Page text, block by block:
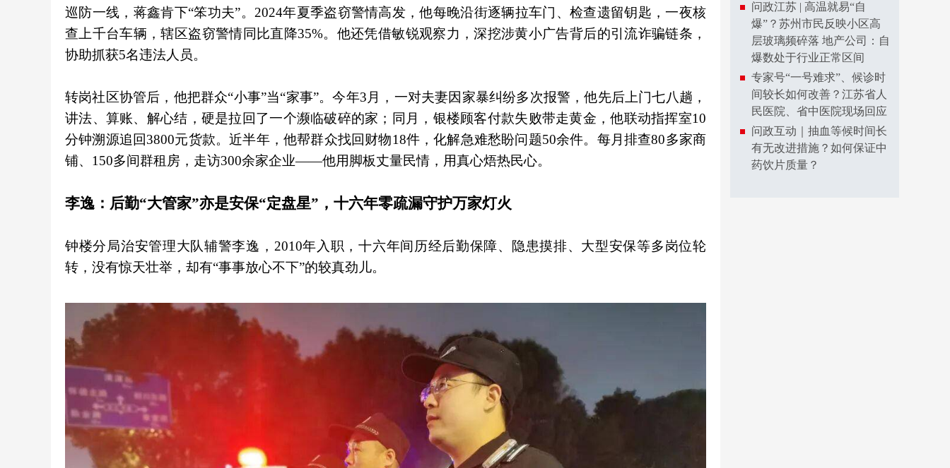
巡防一线，蒋鑫肯下“笨功夫”。2024年夏季盗窃警情高发，他每晚沿街逐辆拉车门、检查遗留钥匙，一夜核
查上千台车辆，辖区盗窃警情同比直降35%。他还凭借敏锐观察力，深挖涉黄小广告背后的引流诈骗链条，
协助抓获5名违法人员。
转岗社区协管后，他把群众“小事”当“家事”。今年3月，一对夫妻因家暴纠纷多次报警，他先后上门七八趟，
讲法、算账、解心结，硬是拉回了一个濒临破碎的家；同月，银楼顾客付款失败带走黄金，他联动指挥室10
分钟溯源追回3800元货款。近半年，他帮群众找回财物18件，化解急难愁盼问题50余件。每月排查80多家商
铺、150多间群租房，走访300余家企业——他用脚板丈量民情，用真心焐热民心。
李逸：后勤“大管家”亦是安保“定盘星”，十六年零疏漏守护万家灯火
钟楼分局治安管理大队辅警李逸，2010年入职，十六年间历经后勤保障、隐患摸排、大型安保等多岗位轮
转，没有惊天壮举，却有“事事放心不下”的较真劲儿。
问政江苏 | 高温就易“自
爆”？苏州市民反映小区高
层玻璃频碎落 地产公司：自
爆数处于行业正常区间
专家号“一号难求”、候诊时
间较长如何改善？江苏省人
民医院、省中医院现场回应
问政互动｜抽血等候时间长
有无改进措施？如何保证中
药饮片质量？